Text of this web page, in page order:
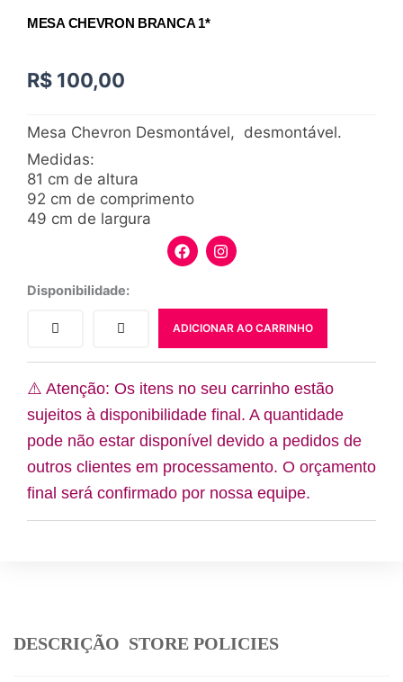
MESA CHEVRON BRANCA 1*
R$ 100,00
Mesa Chevron Desmontável, desmontável.
Medidas:
81 cm de altura
92 cm de comprimento
49 cm de largura
F
a
o
k
I
n
r
a
m
Disponibilidade:
chevron
branca
quantidade
ADICIONAR AO CARRINHO
⚠️ Atenção: Os itens no seu carrinho estão
sujeitos à disponibilidade final. A quantidade
pode não estar disponível devido a pedidos de
outros clientes em processamento. O orçamento
final será confirmado por nossa equipe.
DESCRIÇÃO STORE POLICIES